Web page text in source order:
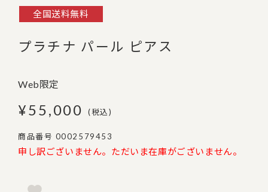
全国送料無料
プラチナ パール ピアス
Web限定
¥55,000 税込
商品番号 0002579453
申し訳ございません。ただいま在庫がございません。